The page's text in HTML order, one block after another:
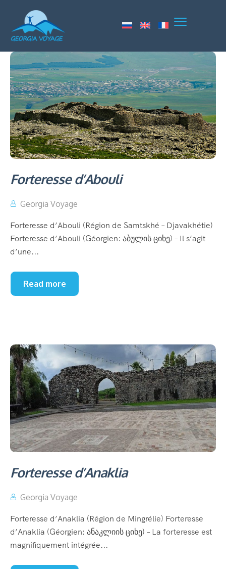
Forteresse d’Abouli
Georgia Voyage
Forteresse d’Abouli (Région de Samtskhé – Djavakhétie)
Forteresse d’Abouli (Géorgien: აბულის ციხე) – Il s’agit
d’une...
Read more
Forteresse d’Anaklia
Georgia Voyage
Forteresse d’Anaklia (Région de Mingrélie) Forteresse
d’Anaklia (Géorgien: ანაკლიის ციხე) – La forteresse est
magnifiquement intégrée...